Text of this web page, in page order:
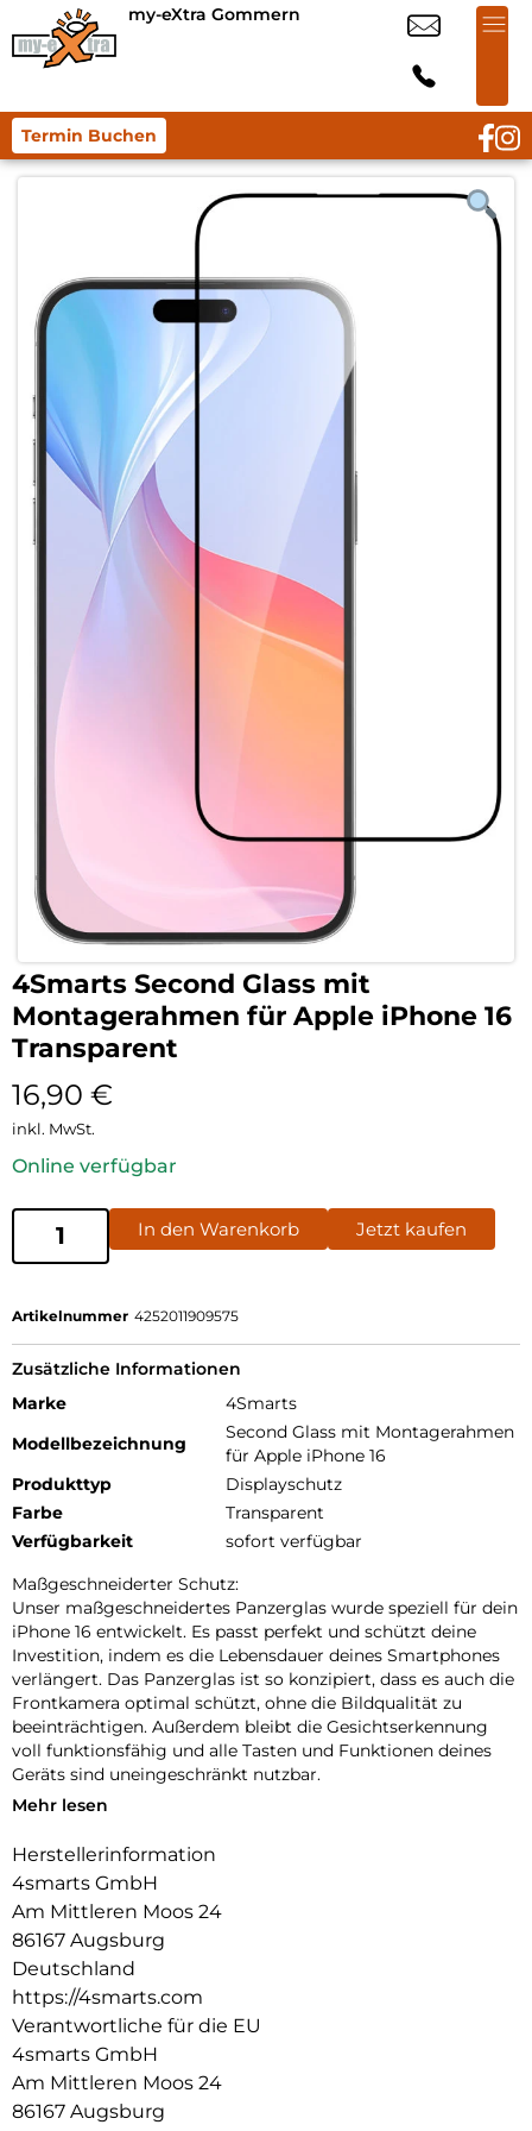
my-eXtra Gommern
Termin Buchen
4Smarts Second Glass mit
Montagerahmen für Apple iPhone 16
Transparent
16,90 €
inkl. MwSt.
Online verfügbar
In den Warenkorb Jetzt kaufen
Artikelnummer 4252011909575
Zusätzliche Informationen
Marke
4Smarts
Modellbezeichnung
Second Glass mit Montagerahmen
für Apple iPhone 16
Produkttyp
Displayschutz
Farbe
Transparent
Verfügbarkeit
sofort verfügbar
Maßgeschneiderter Schutz:
Unser maßgeschneidertes Panzerglas wurde speziell für dein
iPhone 16 entwickelt. Es passt perfekt und schützt deine
Investition, indem es die Lebensdauer deines Smartphones
verlängert. Das Panzerglas ist so konzipiert, dass es auch die
Frontkamera optimal schützt, ohne die Bildqualität zu
beeinträchtigen. Außerdem bleibt die Gesichtserkennung
voll funktionsfähig und alle Tasten und Funktionen deines
Geräts sind uneingeschränkt nutzbar.
Einfache Montage:
einfacher zu montieren wie eine Panzerfolie. Mit dem
mitgelieferten Montagerahmen lässt sich das Schutzglas
exakt positionieren und dank des Reinigungssets staubfrei
anbringen. Und wenn es Zeit ist, das Glas auszutauschen, ist
das genauso einfach. Mit unserem Second Glas erhältst du
einen effektiven und benutzerfreundlichen Schutz für das
Display deines Mobilgeräts.
Kristallklare Qualität:
Smartphone, sondern garantiert auch die uneingeschränkte
Nutzung des Touchscreens. Trotz seiner Robustheit bleibt
Mehr lesen
Herstellerinformation
4smarts GmbH
Am Mittleren Moos 24
86167 Augsburg
Deutschland
https://4smarts.com
Verantwortliche für die EU
4smarts GmbH
Am Mittleren Moos 24
86167 Augsburg